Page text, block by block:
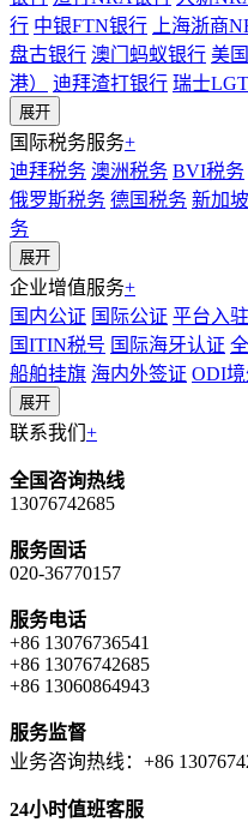
行 中银FTN银行 上海浙商
盘古银行 澳门蚂蚁银行 美
港）
迪拜渣打银行 瑞士
展开
国际税务服务+
迪拜税务 澳洲税务 BVI税务
俄罗斯税务 德国税务 新加
务
展开
企业增值服务+
国内公证 国际公证 平台入驻
国ITIN税号 国际海牙认证
船舶挂旗 海内外签证 ODI
展开
联系我们 +
全国咨询热线
13076742685
服务固话
020-36770157
服务电话
+86 13076736541
+86 13076742685
+86 13060864943
服务监督
业务咨询热线：+86
24小时值班客服